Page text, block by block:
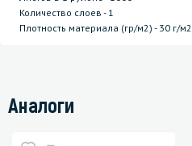
Количество слоев - 1
Плотность материала (гр/м2) - 30 г/м2
Аналоги